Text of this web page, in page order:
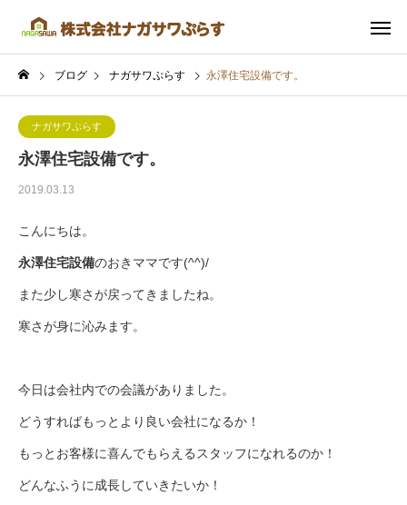
ブログ ナガサワぷらす 永澤住宅設備です。
ナガサワぷらす
永澤住宅設備です。
2019.03.13
こんにちは。
永澤住宅設備のおきママです(^^)/
また少し寒さが戻ってきましたね。
寒さが身に沁みます。
今日は会社内での会議がありました。
どうすればもっとより良い会社になるか！
もっとお客様に喜んでもらえるスタッフになれるのか！
どんなふうに成長していきたいか！